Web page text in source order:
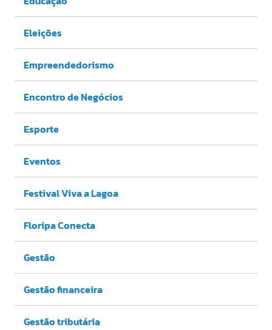
Eleições
Empreendedorismo
Encontro de Negócios
Esporte
Eventos
Festival Viva a Lagoa
Floripa Conecta
Gestão
Gestão financeira
Gestão tributária